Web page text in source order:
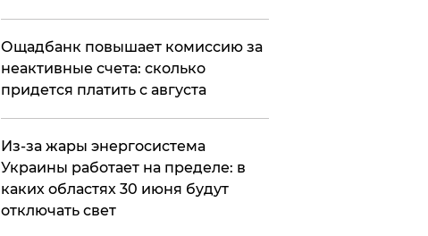
​Ощадбанк повышает комиссию за
неактивные счета: сколько
придется платить с августа
Из-за жары энергосистема
Украины работает на пределе: в
каких областях 30 июня будут
отключать свет